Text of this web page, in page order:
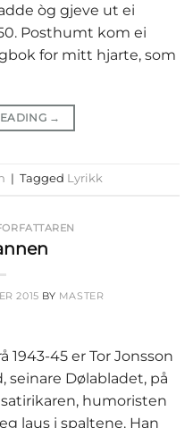
òg gjeve ut ei
Posthumt kom ei
for mitt hjarte, som
→
| Tagged Lyrikk
2015 BY MASTER
1943-45 er Tor Jonsson
seinare Dølabladet, på
humoristen
laus i spaltene. Han